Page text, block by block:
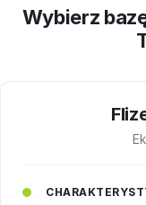
Wybierz